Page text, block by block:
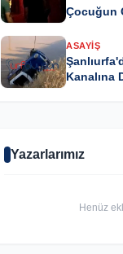
Çocuğun
ASAYIŞ
Kanalına
Yazarlarımız
Henüz